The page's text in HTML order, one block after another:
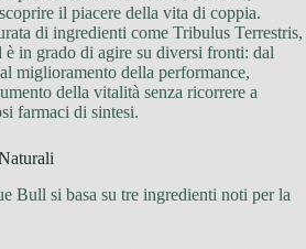
il piacere della vita di coppia.
di ingredienti come Tribulus Terrestris,
in grado di agire su diversi fronti: dal
miglioramento della performance,
della vitalità senza ricorrere a
farmaci di sintesi.
Bull si basa su tre ingredienti noti per la